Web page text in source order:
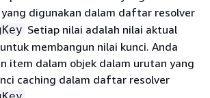
yang digunakan dalam daftar resolver
Setiap nilai adalah nilai aktual
membangun nilai kunci. Anda
item dalam objek dalam urutan yang
caching dalam daftar resolver